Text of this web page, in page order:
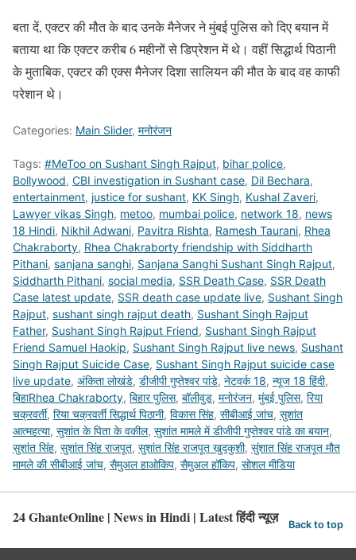
बता दें, एक्टर की मौत के बाद उनके मैनेजर ने मुंबई पुलिस को दिए बयान में
बताया था कि एक्टर करीब 6 महीनों से डिप्रेशन में थे। वहीं सिद्धार्थ पिठानी
के मुताबिक, एक्टर की एक्स मैनेजर दिशा सालियन की मौत के बाद वह काफी
परेशान थे।
Categories: Main Slider, मनोरंजन
Tags: #MeToo on Sushant Singh Rajput, bihar police,
Bollywood, CBI investigation in Sushant case, Dil Bechara,
entertainment, justice for sushant, KK Singh, Kushal Zaveri,
Lawyer vikas Singh, metoo, mumbai police, network 18, news
18 Hindi, Nikhil Adwani, Pavitra Rishta, Ramesh Taurani, Rhea
Chakraborty, Rhea Chakraborty friendship with Siddharth
Pithani, sanjana sanghi, Sanjana Sanghi Sushant Singh Rajput,
Siddharth Pithani, social media, SSR Death Case, SSR Death
Case latest update, SSR death case update live, Sushant Singh
Rajput, sushant singh rajput death, Sushant Singh Rajput
Father, Sushant Singh Rajput Friend, Sushant Singh Rajput
Friend Samuel Haokip, Sushant Singh Rajput live news, Sushant
Singh Rajput Suicide Case, Sushant Singh Rajput suicide case
live update, अंकिता लोखंडे, डीजीपी गुप्तेश्वर पांडे, नेटवर्क 18, न्यूज 18 हिंदी,
बिहाRhea Chakraborty, बिहार पुलिस, बॉलीवुड, मनोरंजन, मुंबई पुलिस, रिया
चक्रवर्ती, रिया चक्रवर्ती सिद्धार्थ पिठानी, विकास सिंह, सीबीआई जांच, सुशांत
आत्महत्या, सुशांत के पिता के वकील, सुशांत मामले में डीजीपी गुप्तेश्वर पांडे का बयान,
सुशांत सिंह, सुशांत सिंह राजपूत, सुशांत सिंह राजपूत खुदकुशी, सुंशात सिंह राजपूत मौत
मामले की सीबीआई जांच, सैमुअल हाओकिप, सैमुअल हॉकिप, सोशल मीडिया
24 GhanteOnline | News in Hindi | Latest हिंदी न्यूज़ Back to top